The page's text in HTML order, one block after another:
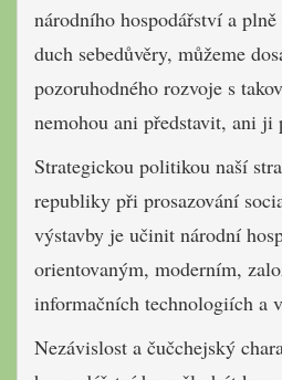
národního hospodářství a
duch sebedůvěry, můžeme
pozoruhodného rozvoje s
nemohou ani představit, ani ji
Strategickou politikou naší
republiky při prosazování
výstavby je učinit národní
orientovaným, moderním,
informačních technologiích a
Nezávislost a čučchejský